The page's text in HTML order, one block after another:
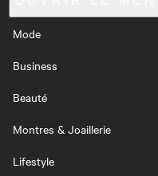
Mode
Business
Beauté
Montres & Joaillerie
Lifestyle